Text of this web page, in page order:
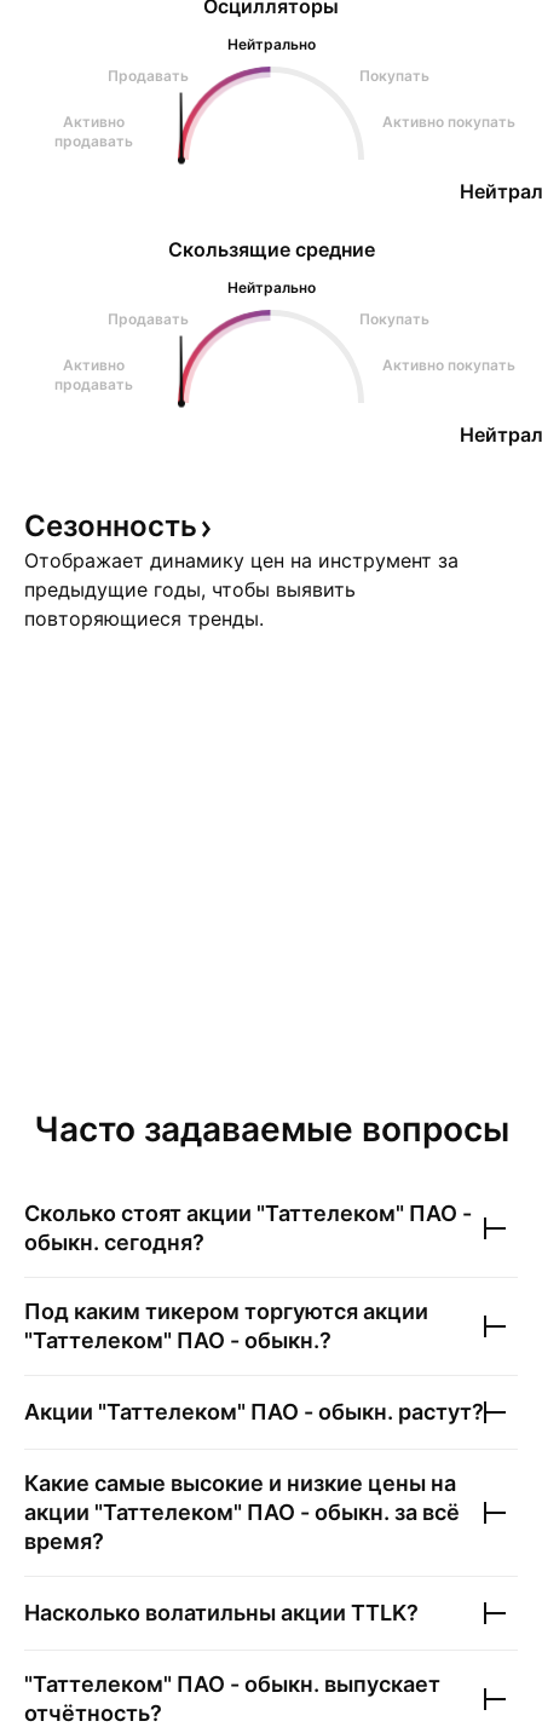
Осцилляторы
Нейтрально
Продавать
Покупать
Активно
продавать
Активно покупать
Скользящие средние
Нейтрально
Продавать
Покупать
Активно
продавать
Активно покупать
Сезонность
Отображает динамику цен на инструмент за
предыдущие годы, чтобы выявить
повторяющиеся тренды.
Часто задаваемые вопросы
Сколько стоят акции "Таттелеком" ПАО -
обыкн. сегодня?
Под каким тикером торгуются акции
"Таттелеком" ПАО - обыкн.?
Акции "Таттелеком" ПАО - обыкн. растут?
Какие самые высокие и низкие цены на
акции "Таттелеком" ПАО - обыкн. за всё
время?
Насколько волатильны акции TTLK?
"Таттелеком" ПАО - обыкн. выпускает
отчётность?